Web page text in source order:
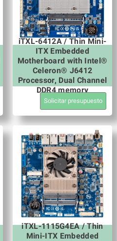
iTXL-6412A / Thin Mini-
ITX Embedded
Motherboard with Intel®
Celeron® J6412
Processor, Dual Channel
DDR4 memory
Solicitar presupuesto
iTXL-1115G4EA / Thin
Mini-ITX Embedded